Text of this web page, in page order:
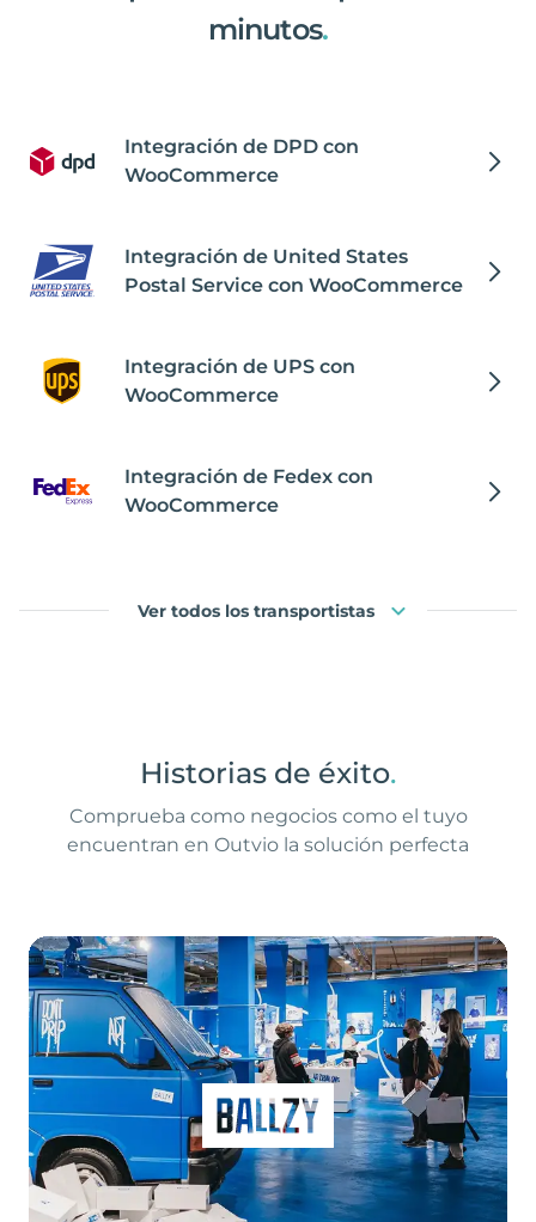
minutos.
Integración de DPD con
WooCommerce
Integración de United States
Postal Service con WooCommerce
Integración de UPS con
WooCommerce
Integración de Fedex con
WooCommerce
Ver todos los transportistas
Historias de éxito.
Comprueba como negocios como el tuyo
encuentran en Outvio la solución perfecta